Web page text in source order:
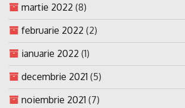
martie 2022 (8)
februarie 2022 (2)
ianuarie 2022 (1)
decembrie 2021 (5)
noiembrie 2021 (7)